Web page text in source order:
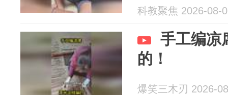
科教聚焦 2026-08-
手工编凉
的！
爆笑三木刃 2026-